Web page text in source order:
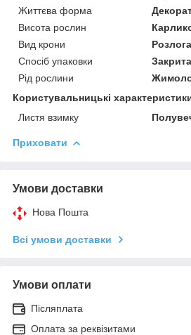
Життєва форма
Висота рослин
Вид крони
Розлога
Спосіб упаковки
Рід рослини
Користувальницькі
Листя взимку
Приховати
Умови доставки
Нова Пошта
Всі умови доставки
Умови оплати
Післяплата
Оплата за реквізитами